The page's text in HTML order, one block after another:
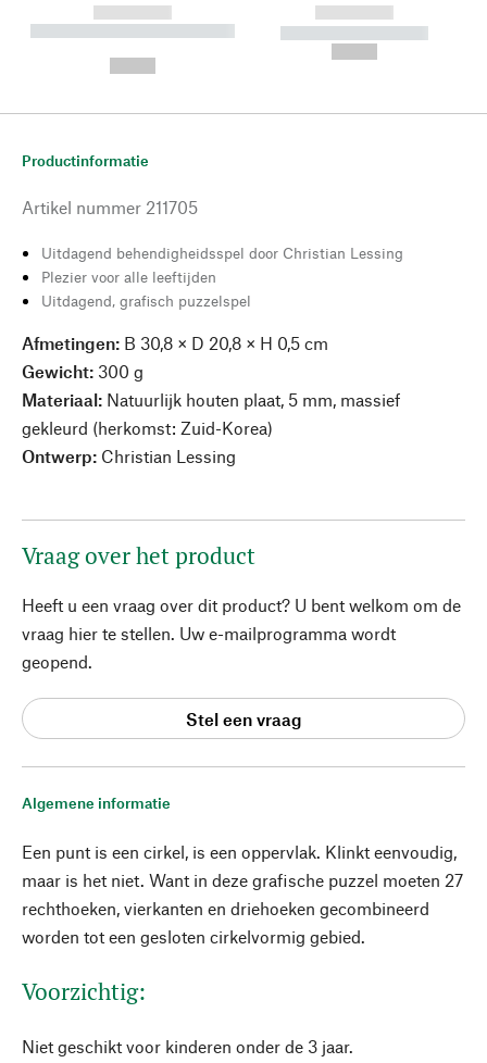
------------
----------- ----------- --------
------------
----------- -----------
Algemene informatie
Een punt is een cirkel, is een oppervlak. Klinkt eenvoudig,
maar is het niet. Want in deze grafische puzzel moeten 27
rechthoeken, vierkanten en driehoeken gecombineerd
worden tot een gesloten cirkelvormig gebied.
Voorzichtig:
Niet geschikt voor kinderen onder de 3 jaar.
Productinformatie
Artikel nummer 211705
Uitdagend behendigheidsspel door Christian Lessing
Plezier voor alle leeftijden
Uitdagend, grafisch puzzelspel
Afmetingen: B 30,8 × D 20,8 × H 0,5 cm
Gewicht: 300 g
Materiaal: Natuurlijk houten plaat, 5 mm, massief
gekleurd (herkomst: Zuid-Korea)
Ontwerp: Christian Lessing
Vraag over het product
Heeft u een vraag over dit product? U bent welkom om de
vraag hier te stellen. Uw e-mailprogramma wordt
geopend.
Stel een vraag